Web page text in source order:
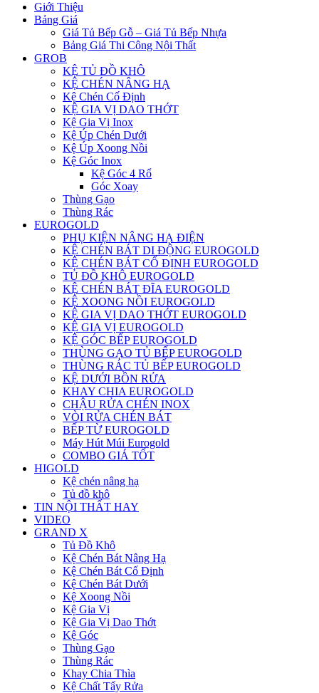
Giới Thiệu
Bảng Giá
Giá Tủ Bếp Gỗ – Giá Tủ Bếp Nhựa
Bảng Giá Thi Công Nội Thất
GROB
KỆ TỦ ĐỒ KHÔ
KỆ CHÉN NÂNG HẠ
Kệ Chén Cố Định
KỆ GIA VỊ DAO THỚT
Kệ Gia Vị Inox
Kệ Úp Chén Dưới
Kệ Úp Xoong Nồi
Kệ Góc Inox
Kệ Góc 4 Rổ
Góc Xoay
Thùng Gạo
Thùng Rác
EUROGOLD
PHỤ KIỆN NÂNG HẠ ĐIỆN
KỆ CHÉN BÁT DI ĐỘNG EUROGOLD
KỆ CHÉN BÁT CỐ ĐỊNH EUROGOLD
TỦ ĐỒ KHÔ EUROGOLD
KỆ CHÉN BÁT ĐĨA EUROGOLD
KỆ XOONG NỒI EUROGOLD
KỆ GIA VỊ DAO THỚT EUROGOLD
KỆ GIA VỊ EUROGOLD
KỆ GÓC BẾP EUROGOLD
THÙNG GẠO TỦ BẾP EUROGOLD
THÙNG RÁC TỦ BẾP EUROGOLD
KỆ DƯỚI BỒN RỬA
KHAY CHIA EUROGOLD
CHẬU RỬA CHÉN INOX
VÒI RỬA CHÉN BÁT
BẾP TỪ EUROGOLD
Máy Hút Múi Eurogold
COMBO GIÁ TỐT
HIGOLD
Kệ chén nâng hạ
Tủ đồ khô
TIN NỘI THẤT HAY
VIDEO
GRAND X
Tủ Đồ Khô
Kệ Chén Bát Nâng Hạ
Kệ Chén Bát Cố Định
Kệ Chén Bát Dưới
Kệ Xoong Nồi
Kệ Gia Vị
Kệ Gia Vị Dao Thớt
Kệ Góc
Thùng Gạo
Thùng Rác
Khay Chia Thìa
Kệ Chất Tẩy Rửa